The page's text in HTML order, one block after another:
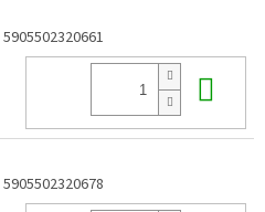
5905502320661
5905502320678